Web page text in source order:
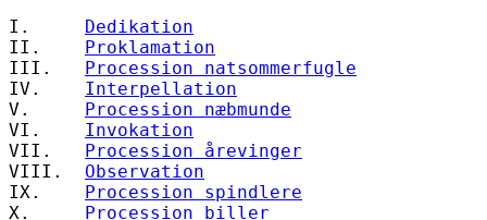
I. Dedikation
II. Proklamation
III. Procession natsommerfugle
IV. Interpellation
V. Procession næbmunde
VI. Invokation
VII. Procession årevinger
VIII. Observation
IX. Procession spindlere
X. Procession biller